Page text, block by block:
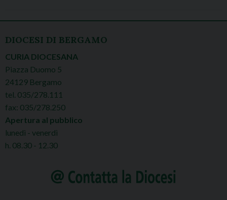
DIOCESI DI BERGAMO
CURIA DIOCESANA
Piazza Duomo 5
24129 Bergamo
tel. 035/278.111
fax: 035/278.250
Apertura al pubblico
lunedì - venerdì
h. 08.30 - 12.30